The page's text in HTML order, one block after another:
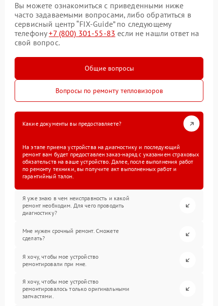
Вы можете ознакомиться с приведенными ниже
часто задаваемыми вопросами, либо обратиться в
сервисный центр “FIX-Guide” по следующему
телефону+7 (800) 301-55-83 если не нашли ответ на
свой вопрос.
Общие вопросы
Вопросы по ремонту тепловизоров
Какие документы вы предоставляете?
На этапе приема устройства на диагностику и последующий
ремонт вам будет предоставлен заказ-наряд с указанием страховых
обязательств на ваше устройство. Далее, после выполнения работ
по ремонту техники, вы получите акт выполненных работ и
гарантийный талон.
Я уже знаю в чем неисправность и какой
ремонт необходим. Для чего проводить
диагностику?
Мне нужен срочный ремонт. Сможете
сделать?
Я хочу, чтобы мое устройство
ремонтировали при мне.
Я хочу, чтобы мое устройство
ремонтировалось только оригинальными
запчастями.